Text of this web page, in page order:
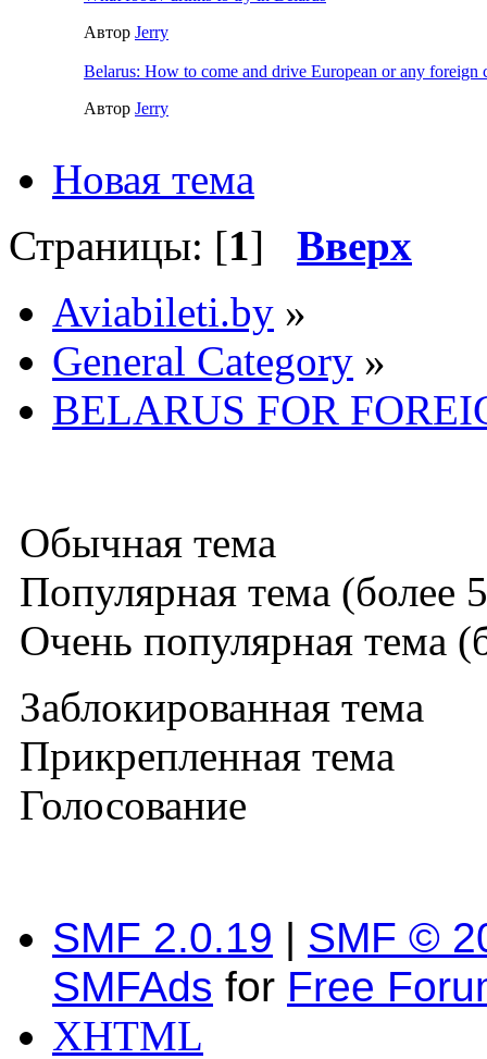
Автор Jerry
Belarus: How to come and drive European or any foreign
Автор Jerry
Новая тема
Страницы: [1] Вверх
Aviabileti.by »
General Category »
BELARUS FOR
Обычная тема
Популярная тема (более
Очень популярная тема
Заблокированная тема
Прикрепленная тема
Голосование
SMF 2.0.19 | SMF ©
SMFAds for Free
XHTML